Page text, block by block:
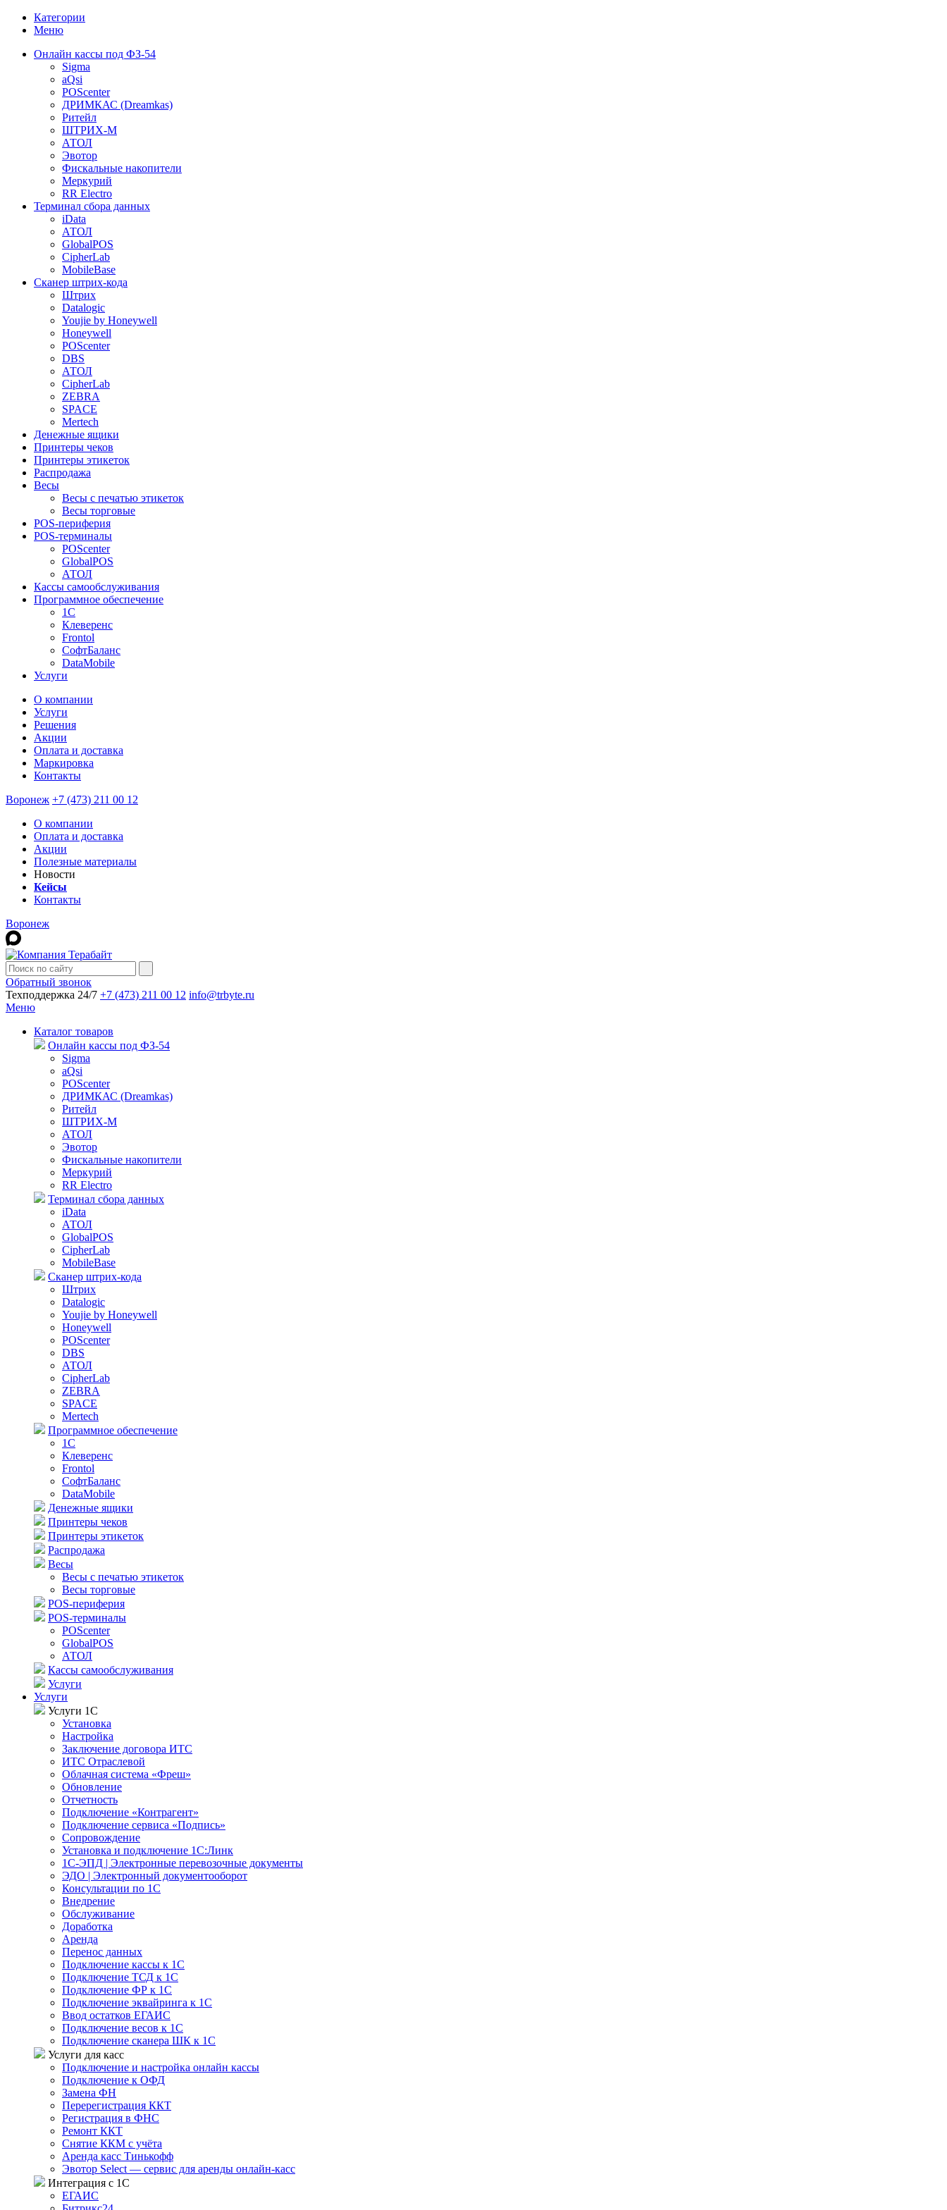
Категории
Меню
Онлайн кассы под ФЗ-54
Sigma
aQsi
POScenter
ДРИМКАС (Dreamkas)
Ритейл
ШТРИХ-М
АТОЛ
Эвотор
Фискальные накопители
Меркурий
RR Electro
Терминал сбора данных
iData
АТОЛ
GlobalPOS
CipherLab
MobileBase
Сканер штрих-кода
Штрих
Datalogic
Youjie by Honeywell
Honeywell
POScenter
DBS
АТОЛ
CipherLab
ZEBRA
SPACE
Mertech
Денежные ящики
Принтеры чеков
Принтеры этикеток
Распродажа
Весы
Весы с печатью этикеток
Весы торговые
POS-периферия
POS-терминалы
POScenter
GlobalPOS
АТОЛ
Кассы самообслуживания
Программное обеспечение
1С
Клеверенс
Frontol
СофтБаланс
DataMobile
Услуги
О компании
Услуги
Решения
Акции
Оплата и доставка
Маркировка
Контакты
Воронеж +7 (473) 211 00 12
О компании
Оплата и доставка
Акции
Полезные материалы
Новости
Кейсы
Контакты
Воронеж
Обратный звонок
Техподдержка 24/7 +7 (473) 211 00 12 info@trbyte.ru
Меню
Каталог товаров
Онлайн кассы под ФЗ-54
Sigma
aQsi
POScenter
ДРИМКАС (Dreamkas)
Ритейл
ШТРИХ-М
АТОЛ
Эвотор
Фискальные накопители
Меркурий
RR Electro
Терминал сбора данных
iData
АТОЛ
GlobalPOS
CipherLab
MobileBase
Сканер штрих-кода
Штрих
Datalogic
Youjie by Honeywell
Honeywell
POScenter
DBS
АТОЛ
CipherLab
ZEBRA
SPACE
Mertech
Программное обеспечение
1С
Клеверенс
Frontol
СофтБаланс
DataMobile
Денежные ящики
Принтеры чеков
Принтеры этикеток
Распродажа
Весы
Весы с печатью этикеток
Весы торговые
POS-периферия
POS-терминалы
POScenter
GlobalPOS
АТОЛ
Кассы самообслуживания
Услуги
Услуги
Услуги 1С
Установка
Настройка
Заключение договора ИТС
ИТС Отраслевой
Облачная система «Фреш»
Обновление
Отчетность
Подключение «Контрагент»
Подключение сервиса «Подпись»
Сопровождение
Установка и подключение 1С:Линк
1С-ЭПД | Электронные перевозочные документы
ЭДО | Электронный документооборот
Консультации по 1С
Внедрение
Обслуживание
Доработка
Аренда
Перенос данных
Подключение кассы к 1С
Подключение ТСД к 1С
Подключение ФР к 1С
Подключение эквайринга к 1С
Ввод остатков ЕГАИС
Подключение весов к 1С
Подключение сканера ШК к 1С
Услуги для касс
Подключение и настройка онлайн кассы
Подключение к ОФД
Замена ФН
Перерегистрация ККТ
Регистрация в ФНС
Ремонт ККТ
Снятие ККМ с учёта
Аренда касс Тинькофф
Эвотор Select — сервис для аренды онлайн-касс
Интеграция с 1С
ЕГАИС